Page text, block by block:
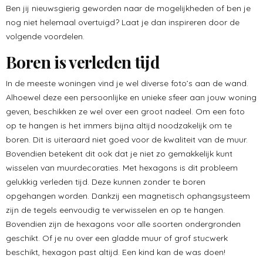
Ben jij nieuwsgierig geworden naar de mogelijkheden of ben je
nog niet helemaal overtuigd? Laat je dan inspireren door de
volgende voordelen.
Boren is verleden tijd
In de meeste woningen vind je wel diverse foto’s aan de wand.
Alhoewel deze een persoonlijke en unieke sfeer aan jouw woning
geven, beschikken ze wel over een groot nadeel. Om een foto
op te hangen is het immers bijna altijd noodzakelijk om te
boren. Dit is uiteraard niet goed voor de kwaliteit van de muur.
Bovendien betekent dit ook dat je niet zo gemakkelijk kunt
wisselen van muurdecoraties. Met hexagons is dit probleem
gelukkig verleden tijd. Deze kunnen zonder te boren
opgehangen worden. Dankzij een magnetisch ophangsysteem
zijn de tegels eenvoudig te verwisselen en op te hangen.
Bovendien zijn de hexagons voor alle soorten ondergronden
geschikt. Of je nu over een gladde muur of grof stucwerk
beschikt, hexagon past altijd. Een kind kan de was doen!